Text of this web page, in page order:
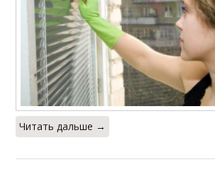
Читать дальше →